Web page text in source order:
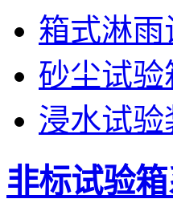
箱式淋
砂尘试验
浸水试
非标试验箱